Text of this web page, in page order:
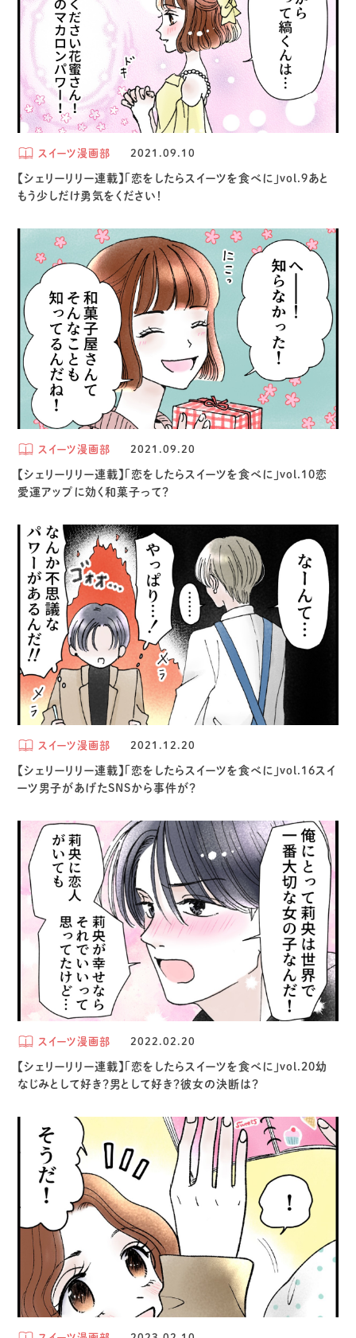
スイーツ漫画部 2021.09.10
【シェリーリリー連載】「恋をしたらスイーツを食べに」vol.9あと
もう少しだけ勇気をください！
スイーツ漫画部 2021.09.20
【シェリーリリー連載】「恋をしたらスイーツを食べに」vol.10恋
愛運アップに効く和菓子って？
スイーツ漫画部 2021.12.20
【シェリーリリー連載】「恋をしたらスイーツを食べに」vol.16スイ
ーツ男子があげたSNSから事件が？
スイーツ漫画部 2022.02.20
【シェリーリリー連載】「恋をしたらスイーツを食べに」vol.20幼
なじみとして好き？男として好き？彼女の決断は？